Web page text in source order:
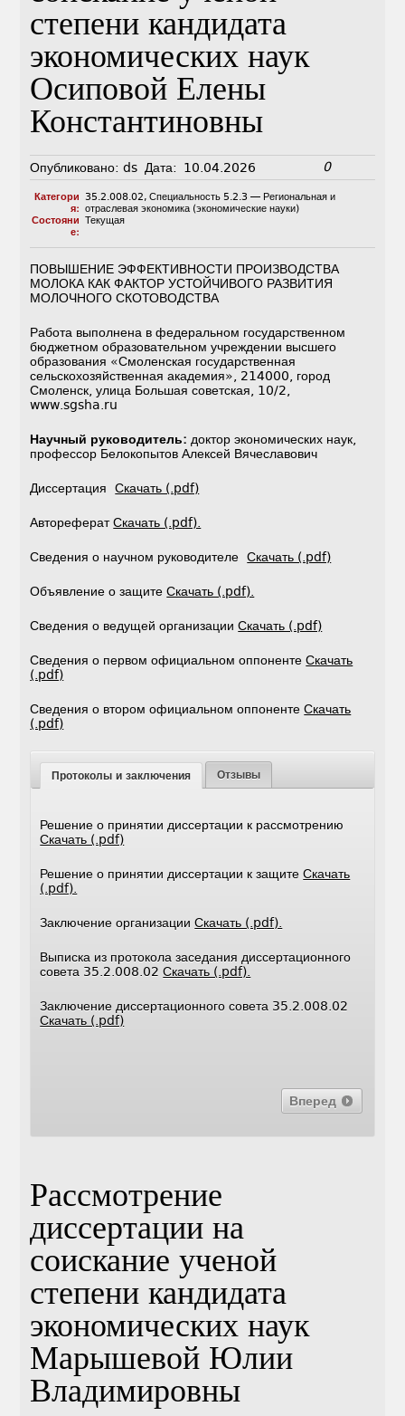
степени кандидата
экономических наук
Осиповой Елены
Константиновны
Опубликовано: ds Дата: 10.04.2026 0
Категори
я:
35.2.008.02, Специальность 5.2.3 — Региональная и
отраслевая экономика (экономические науки)
Состояни
е:
Текущая
ПОВЫШЕНИЕ ЭФФЕКТИВНОСТИ ПРОИЗВОДСТВА
МОЛОКА КАК ФАКТОР УСТОЙЧИВОГО РАЗВИТИЯ
МОЛОЧНОГО СКОТОВОДСТВА
Работа выполнена в федеральном государственном
бюджетном образовательном учреждении высшего
образования «Смоленская государственная
сельскохозяйственная академия», 214000, город
Смоленск, улица Большая советская, 10/2,
www.sgsha.ru
Научный руководитель: доктор экономических наук,
профессор Белокопытов Алексей Вячеславович
ДиссертацияСкачать (.pdf)
АвторефератСкачать (.pdf).
Сведения о научном руководителеСкачать (.pdf)
Объявление о защитеСкачать (.pdf).
Сведения о ведущей организацииСкачать (.pdf)
Сведения о первом официальном оппонентеСкачать
(.pdf)
Сведения о втором официальном оппонентеСкачать
(.pdf)
Протоколы и заключения Отзывы
Решение о принятии диссертации к рассмотрению
Скачать (.pdf)
Решение о принятии диссертации к защитеСкачать
(.pdf).
Заключение организацииСкачать (.pdf).
Выписка из протокола заседания диссертационного
совета 35.2.008.02Скачать (.pdf).
Заключение диссертационного совета 35.2.008.02
Скачать (.pdf)
Вперед
Рассмотрение
диссертации на
соискание ученой
степени кандидата
экономических наук
Марышевой Юлии
Владимировны